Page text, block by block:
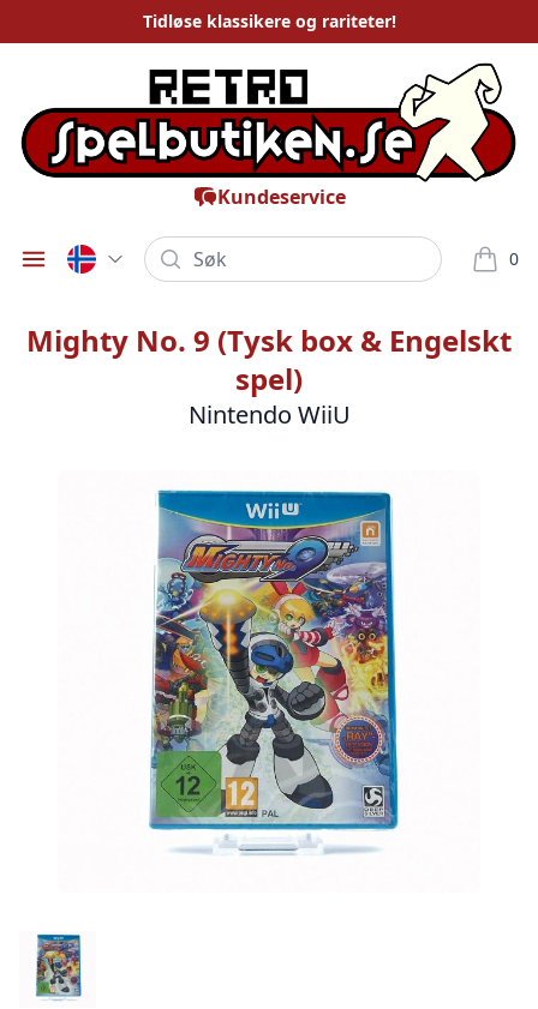
Tidløseklassikere og rariteter!
Kundeservice
Öppna meny
Søk 0
varor i
Mighty No. 9 (Tysk box & Engelskt
spel)
Nintendo WiiU